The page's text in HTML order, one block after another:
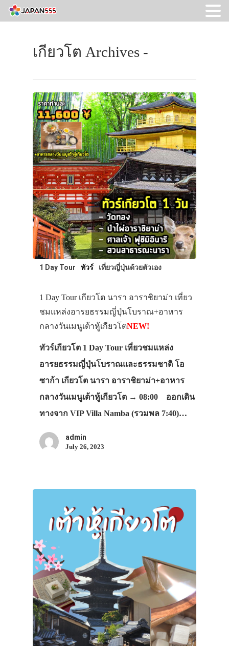
เกียวโต Archives -
1 Day Tour ทัวร์ เที่ยวญี่ปุ่นด้วยตัวเอง
1 Day Tour เกียวโต นารา อาราชิยาม่า เที่ยว
ชมแหล่งอารยธรรมญี่ปุ่นโบราณ+อาหาร
กลางวันเมนูเต้าหู้เกียวโตNEW!
ทัวร์เกียวโต 1 Day Tour เที่ยวชมแหล่ง
อารยธรรมญี่ปุ่นโบราณและธรรมชาติ โอ
ซาก้า เกียวโต นารา อาราชิยาม่า+อาหาร
กลางวันเมนูเต้าหู้เกียวโต → 08:00 ออกเดิน
ทางจาก VIP Villa Namba (รวมพล 7:40)…
admin
July 26, 2023